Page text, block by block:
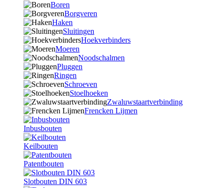
Boren
Borgveren
Haken
Sluitingen
Hoekverbinders
Moeren
Noodschalmen
Pluggen
Ringen
Schroeven
Stoelhoeken
Zwaluwstaartverbinding
Frencken Lijmen
Inbusbouten
Keilbouten
Patentbouten
Slotbouten DIN 603